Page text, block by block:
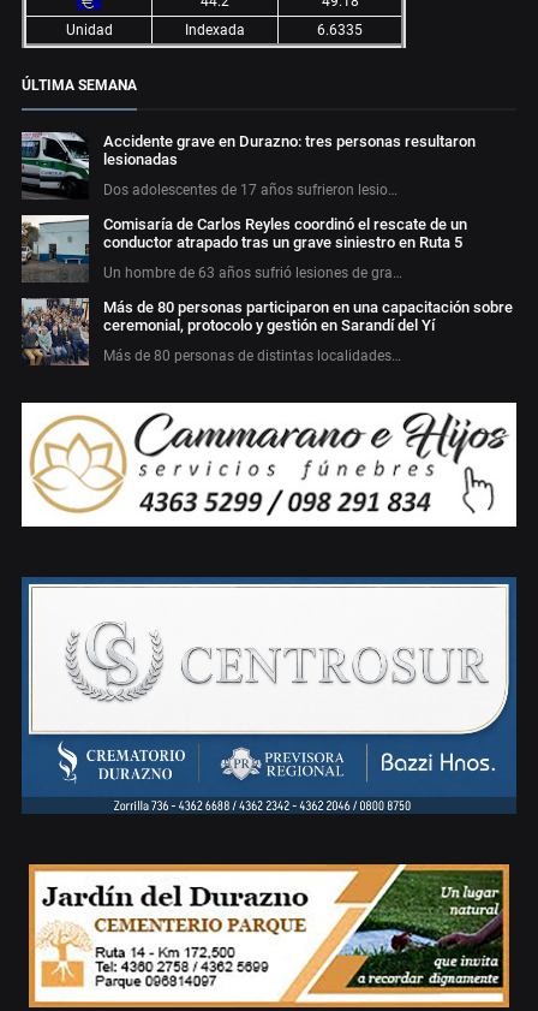
Unidad
Indexada 6.6335
ÚLTIMA SEMANA
Accidente grave en Durazno: tres personas resultaron
lesionadas
Dos adolescentes de 17 años sufrieron lesio…
Comisaría de Carlos Reyles coordinó el rescate de un
conductor atrapado tras un grave siniestro en Ruta 5
Un hombre de 63 años sufrió lesiones de gra…
Más de 80 personas participaron en una capacitación sobre
ceremonial, protocolo y gestión en Sarandí del Yí
Más de 80 personas de distintas localidades…